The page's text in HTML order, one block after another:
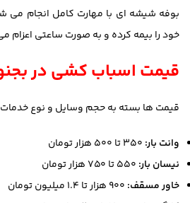
بوفه شیشه ای با مهارت کامل انجام می
خود را بیمه کرده و به صورت ساعتی اعزام
قیمت اسباب کشی در
قیمت ها بسته به حجم وسایل و نوع
وانت بار:
نیسان بار:
خاور مسقف: